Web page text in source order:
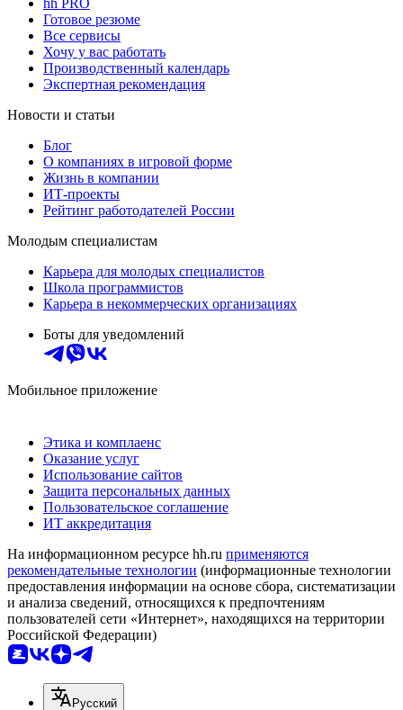
Готовое резюме
Все сервисы
Хочу у вас работать
Производственный календарь
Экспертная рекомендация
Новости и статьи
Блог
О компаниях в игровой форме
Жизнь в компании
ИТ-проекты
Рейтинг работодателей России
Молодым специалистам
Карьера для молодых специалистов
Школа программистов
Карьера в некоммерческих организациях
Боты для уведомлений
Мобильное приложение
Этика и комплаенс
Оказание услуг
Использование сайтов
Защита персональных данных
Пользовательское соглашение
ИТ аккредитация
На информационном ресурсе hh.ru применяются
рекомендательные технологии (информационные технологии
предоставления информации на основе сбора, систематизации
и анализа сведений, относящихся к предпочтениям
пользователей сети «Интернет», находящихся на территории
Российской Федерации)
Русский